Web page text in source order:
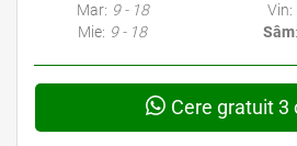
Mar: 9 - 18
Mie: 9 - 18
Vin:
Sâm:
Cere gratuit 3